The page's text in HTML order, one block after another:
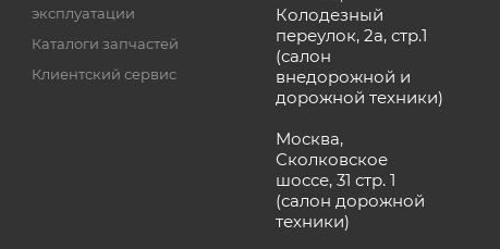
эксплуатации
Каталоги запчастей
Клиентский сервис
Колодезный
переулок, 2а, стр.1
(салон
внедорожной и
дорожной техники)
Москва,
Сколковское
шоссе, 31 стр. 1
(салон дорожной
техники)